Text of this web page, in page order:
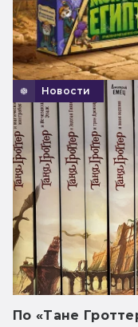
Новости
По «Тане